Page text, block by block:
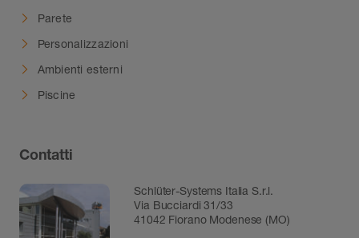
Parete
Personalizzazioni
Ambienti esterni
Piscine
Contatti
Schlüter-Systems Italia S.r.l.
Via Bucciardi 31/33
41042 Fiorano Modenese (MO)